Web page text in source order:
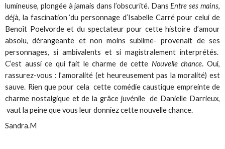
lumineuse, plongée à jamais dans l’obscurité. DansEntre ses mains,
déjà, la fascination ‘du personnage d’Isabelle Carré pour celui de
Benoît Poelvorde et du spectateur pour cette histoire d’amour
absolu, dérangeante et non moins sublime- provenait de ses
personnages, si ambivalents et si magistralement interprétés.
C’est aussi ce qui fait le charme de cette Nouvelle chance. Oui,
rassurez-vous : l’amoralité (et heureusement pas la moralité) est
sauve. Rien que pour cela cette comédie caustique empreinte de
charme nostalgique et de la grâce juvénile de Danielle Darrieux,
vaut la peine que vous leur donniez cette nouvelle chance.
Sandra.M